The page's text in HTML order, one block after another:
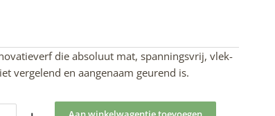
die absoluut mat, spanningsvrij, vlek-
vergelend en aangenaam geurend is.